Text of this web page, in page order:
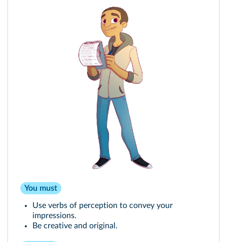
You must
Use verbs of perception to convey your
impressions.
Be creative and original.